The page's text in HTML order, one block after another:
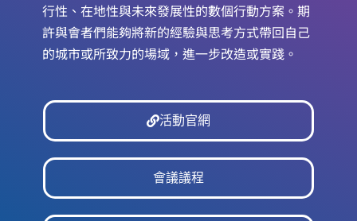
行性、在地性與未來發展性的數個行動方案。期
許與會者們能夠將新的經驗與思考方式帶回自己
的城市或所致力的場域，進一步改造或實踐。
活動官網
會議議程